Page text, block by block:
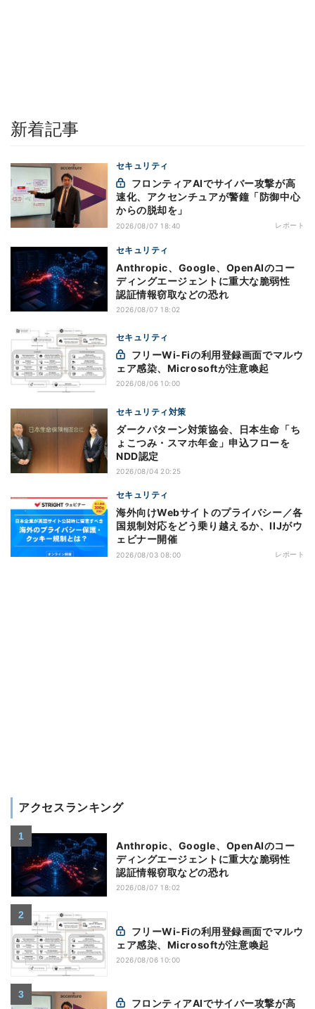
新着記事
セキュリティ
速化、アクセンチュアが警鐘「防御中心
からの脱却を」
2026/08/07 18:40 レポート
セキュリティ
Anthropic、Google、OpenAIのコー
ディングエージェントに重大な脆弱性
認証情報窃取などの恐れ
2026/08/07 18:02
セキュリティ
ェア感染、Microsoftが注意喚起
2026/08/06 10:00
セキュリティ対策
ダークパターン対策協会、日本生命「ち
ょこつみ・スマホ年金」申込フローを
NDD認定
2026/08/04 20:25
セキュリティ
海外向けWebサイトのプライバシー／各
国規制対応をどう乗り越えるか、IIJがウ
ェビナー開催
2026/08/03 08:00 レポート
アクセスランキング
Anthropic、Google、OpenAIのコー
ディングエージェントに重大な脆弱性
認証情報窃取などの恐れ
2026/08/07 18:02
ェア感染、Microsoftが注意喚起
2026/08/06 10:00